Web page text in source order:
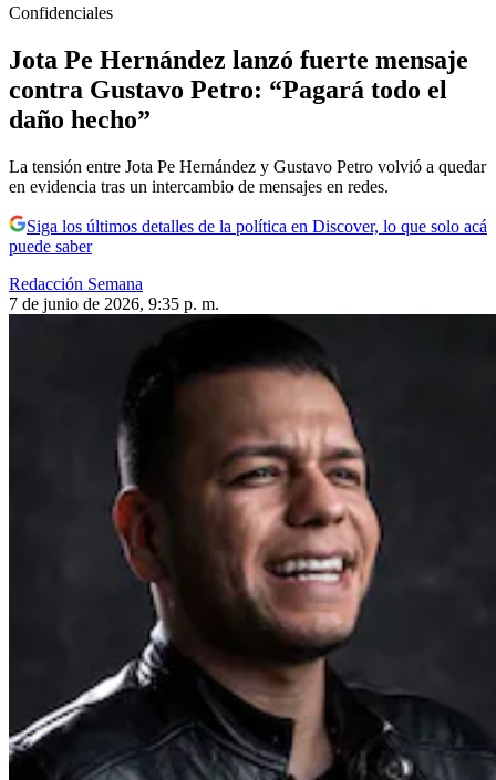
Confidenciales
Jota Pe Hernández lanzó fuerte mensaje
contra Gustavo Petro: “Pagará todo el
daño hecho”
La tensión entre Jota Pe Hernández y Gustavo Petro volvió a quedar
en evidencia tras un intercambio de mensajes en redes.
Siga los últimos detalles de la política en Discover, lo que solo acá
puede saber
Redacción Semana
7 de junio de 2026, 9:35 p. m.